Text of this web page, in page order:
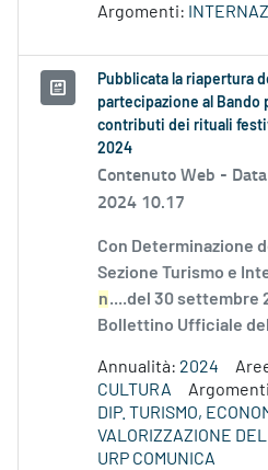
Argomenti:
Pubblicata la riapertura
partecipazione al Bando
contributi dei rituali
2024
Contenuto Web -
2024 10.17
Con Determinazione
Sezione Turismo e
n....del 30 settembre
Bollettino Ufficiale
Annualità: 2024
CULTURA
DIP. TURISMO,
VALORIZZAZIONE
URP COMUNICA